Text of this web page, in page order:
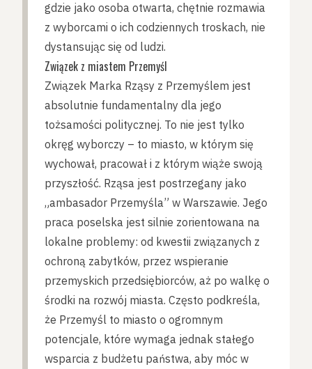
gdzie jako osoba otwarta, chętnie rozmawia
z wyborcami o ich codziennych troskach, nie
dystansując się od ludzi.
Związek z miastem Przemyśl
Związek Marka Rząsy z Przemyślem jest
absolutnie fundamentalny dla jego
tożsamości politycznej. To nie jest tylko
okręg wyborczy – to miasto, w którym się
wychował, pracował i z którym wiąże swoją
przyszłość. Rząsa jest postrzegany jako
„ambasador Przemyśla” w Warszawie. Jego
praca poselska jest silnie zorientowana na
lokalne problemy: od kwestii związanych z
ochroną zabytków, przez wspieranie
przemyskich przedsiębiorców, aż po walkę o
środki na rozwój miasta. Często podkreśla,
że Przemyśl to miasto o ogromnym
potencjale, które wymaga jednak stałego
wsparcia z budżetu państwa, aby móc w